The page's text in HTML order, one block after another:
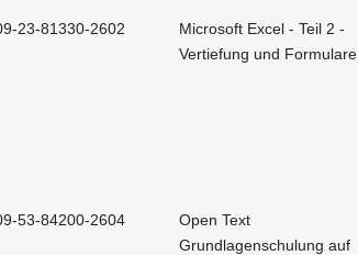
23-81330-2602
Microsoft Excel - Teil 2 -
Vertiefung und Formulare
53-84200-2604
Open Text
Grundlagenschulung auf